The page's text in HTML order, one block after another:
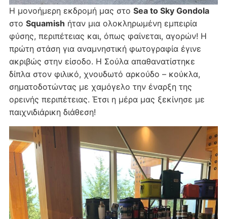
Η μονοήμερη εκδρομή μας στο Sea to Sky Gondola
στο Squamish ήταν μια ολοκληρωμένη εμπειρία
φύσης, περιπέτειας και, όπως φαίνεται, αγορών! Η
πρώτη στάση για αναμνηστική φωτογραφία έγινε
ακριβώς στην είσοδο. Η Σούλα απαθανατίστηκε
δίπλα στον φιλικό, χνουδωτό αρκούδο – κούκλα,
σηματοδοτώντας με χαμόγελο την έναρξη της
ορεινής περιπέτειας. Έτσι η μέρα μας ξεκίνησε με
παιχνιδιάρικη διάθεση!